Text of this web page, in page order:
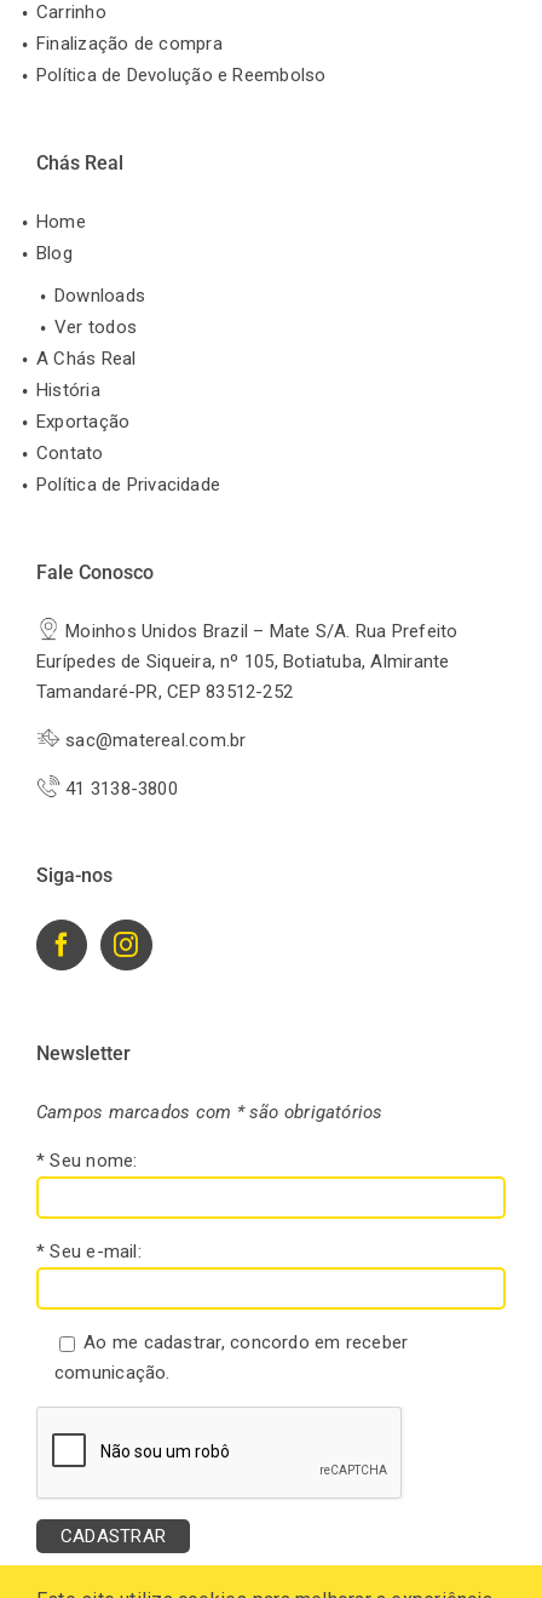
Carrinho
Finalização de compra
Política de Devolução e Reembolso
Chás Real
Home
Blog
Downloads
Ver todos
A Chás Real
História
Exportação
Contato
Política de Privacidade
Fale Conosco
Moinhos Unidos Brazil – Mate S/A. Rua Prefeito
Eurípedes de Siqueira, nº 105, Botiatuba, Almirante
Tamandaré-PR, CEP 83512-252
sac@matereal.com.br
41 3138-3800
Siga-nos
Newsletter
Campos marcados com * são obrigatórios
* Seu nome:
* Seu e-mail:
Ao me cadastrar, concordo em receber
comunicação.